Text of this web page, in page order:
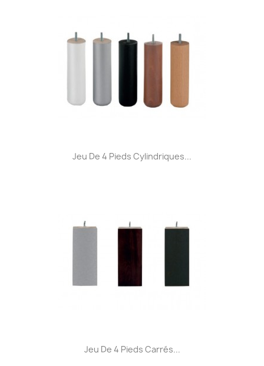
Jeu De 4 Pieds Cylindriques...
Jeu De 4 Pieds Carrés...